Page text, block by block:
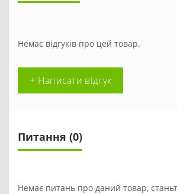
Немає відгуків про цей товар.
+ Написати відгук
Питання (0)
Немає питань про даний товар,